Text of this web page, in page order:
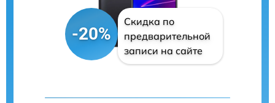
-20%
Скидка по
предварительной
записи на сайте